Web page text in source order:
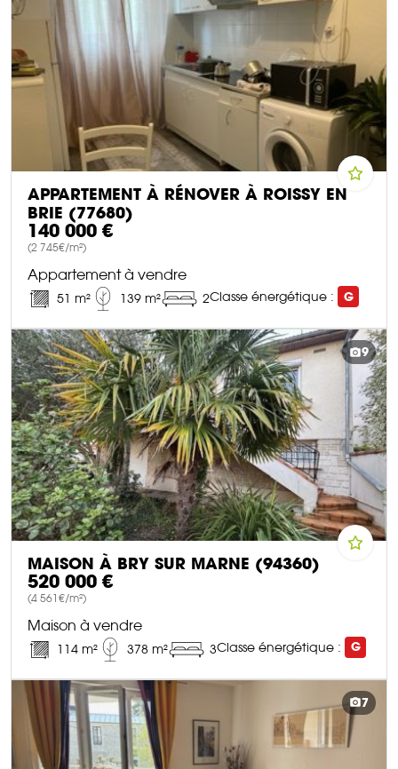
APPARTEMENT À RÉNOVER À ROISSY EN
BRIE (77680)
140 000 €
(2 745€/m²)
Appartement à vendre
51 m² 139 m² 2Classe énergétique : G
DÉCOUVRIR CE BIEN
9
MAISON À BRY SUR MARNE (94360)
520 000 €
(4 561€/m²)
Maison à vendre
114 m² 378 m² 3Classe énergétique : G
DÉCOUVRIR CE BIEN
7